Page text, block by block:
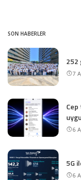
SON HABERLER
252
7
6
5G
6